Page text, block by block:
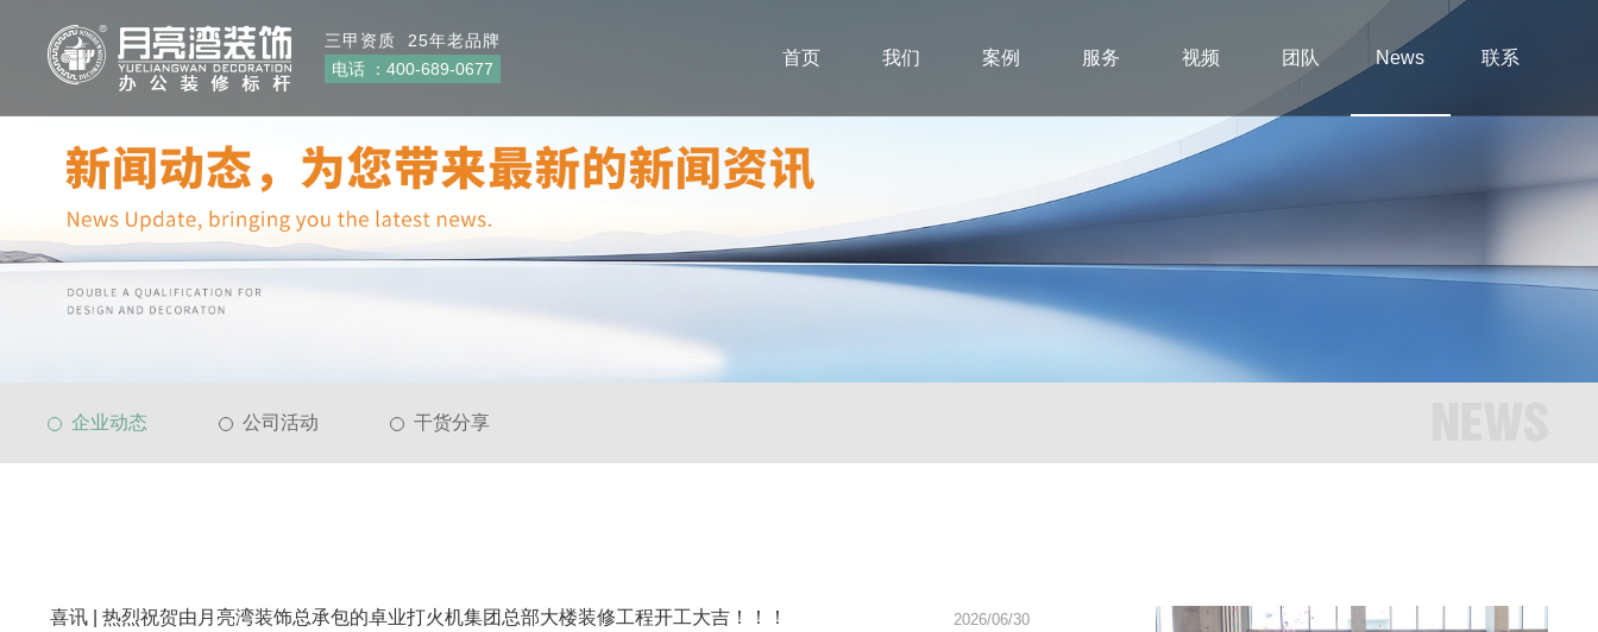
三甲资质 25年老品牌
电话 ：400-689-0677
首页 我们 案例 服务 视频 团队 News 联系
企业动态 公司活动 干货分享
喜讯 | 热烈祝贺由月亮湾装饰总承包的卓业打火机集团总部大楼装修工程开工大吉！！！ 2026/06/30